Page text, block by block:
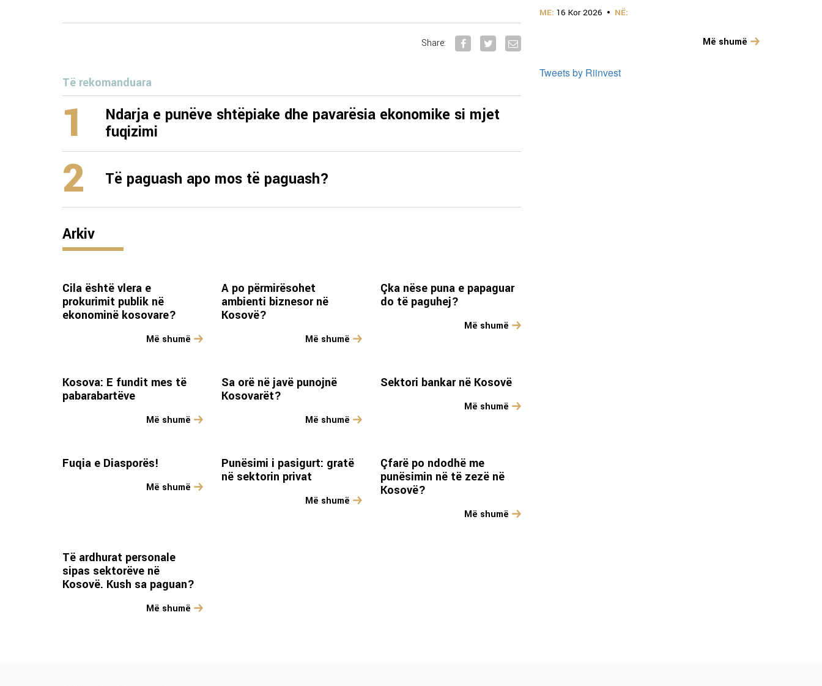
Share:
Të rekomanduara
1
Ndarja e punëve shtëpiake dhe pavarësia ekonomike si mjet
fuqizimi
2 Të paguash apo mos të paguash?
Arkiv
Cila është vlera e
prokurimit publik në
ekonominë kosovare?
Më shumë
A po përmirësohet
ambienti biznesor në
Kosovë?
Më shumë
Çka nëse puna e papaguar
do të paguhej?
Më shumë
Kosova: E fundit mes të
pabarabartëve
Më shumë
Sa orë në javë punojnë
Kosovarët?
Më shumë
Sektori bankar në Kosovë
Më shumë
Fuqia e Diasporës!
Më shumë
Punësimi i pasigurt: gratë
në sektorin privat
Më shumë
Çfarë po ndodhë me
punësimin në të zezë në
Kosovë?
Më shumë
Të ardhurat personale
sipas sektorëve në
Kosovë. Kush sa paguan?
Më shumë
ME: 16 Kor 2026 NË:
Më shumë
Tweets by Riinvest